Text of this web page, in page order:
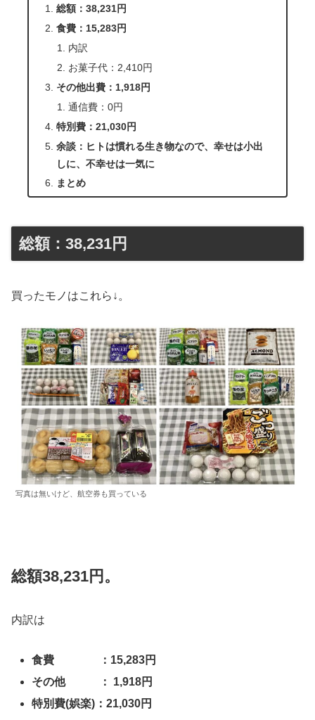
総額：38,231円
食費：15,283円
内訳
お菓子代：2,410円
その他出費：1,918円
通信費：0円
特別費：21,030円
余談：ヒトは慣れる生き物なので、幸せは小出
しに、不幸せは一気に
まとめ
総額：38,231円
買ったモノはこれら↓。
写真は無いけど、航空券も買っている
総額38,231円。
内訳は
食費 ：15,283円
その他 ： 1,918円
特別費(娯楽)：21,030円